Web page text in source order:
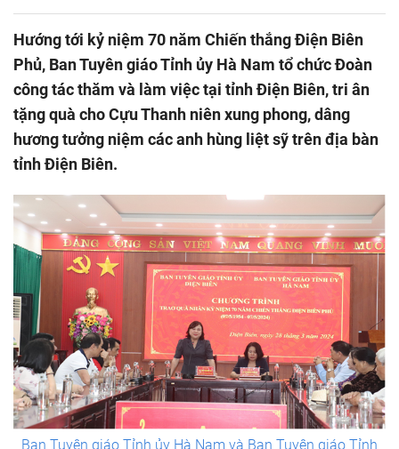
Hướng tới kỷ niệm 70 năm Chiến thắng Điện Biên
Phủ, Ban Tuyên giáo Tỉnh ủy Hà Nam tổ chức Đoàn
công tác thăm và làm việc tại tỉnh Điện Biên, tri ân
tặng quà cho Cựu Thanh niên xung phong, dâng
hương tưởng niệm các anh hùng liệt sỹ trên địa bàn
tỉnh Điện Biên.
Ban Tuyên giáo Tỉnh ủy Hà Nam và Ban Tuyên giáo Tỉnh